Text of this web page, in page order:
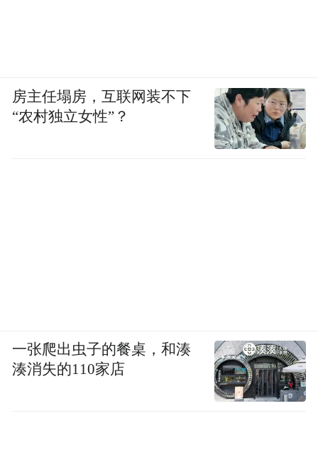
房主任塌房，互联网装不下
“农村独立女性”？
一张爬出虫子的餐桌，和湊
湊消失的110家店